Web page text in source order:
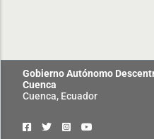
Gobierno Autónomo
Cuenca
Cuenca, Ecuador